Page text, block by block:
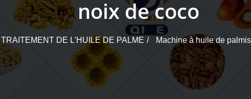
noix de coco
DE L'HUILE DE PALME Machine à huile de